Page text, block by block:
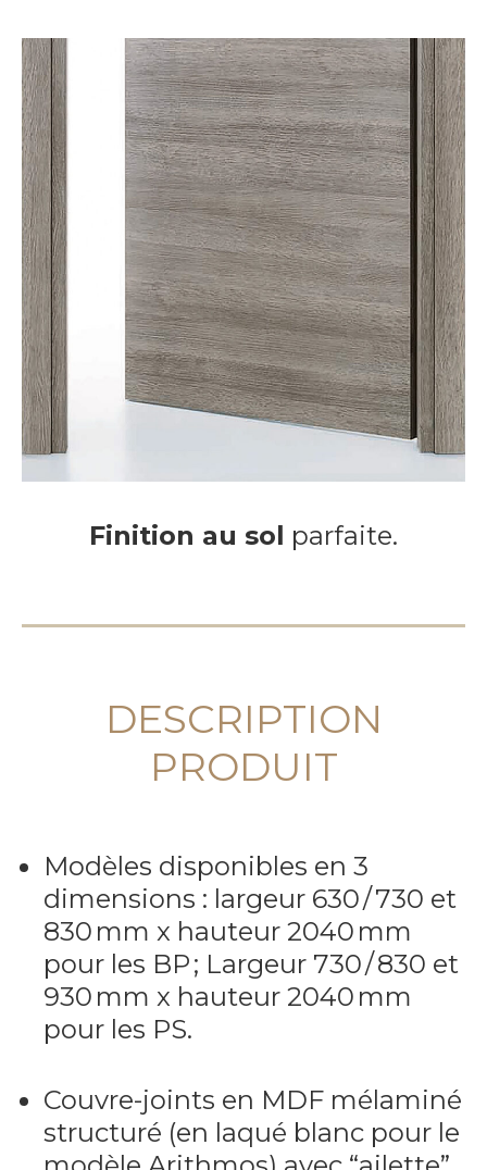
Finition au sol parfaite.
DESCRIPTION
PRODUIT
Modèles disponibles en 3
dimensions : largeur 630 / 730 et
830 mm x hauteur 2040 mm
pour les BP ; Largeur 730 / 830 et
930 mm x hauteur 2040 mm
pour les PS.
Couvre-joints en MDF mélaminé
structuré (en laqué blanc pour le